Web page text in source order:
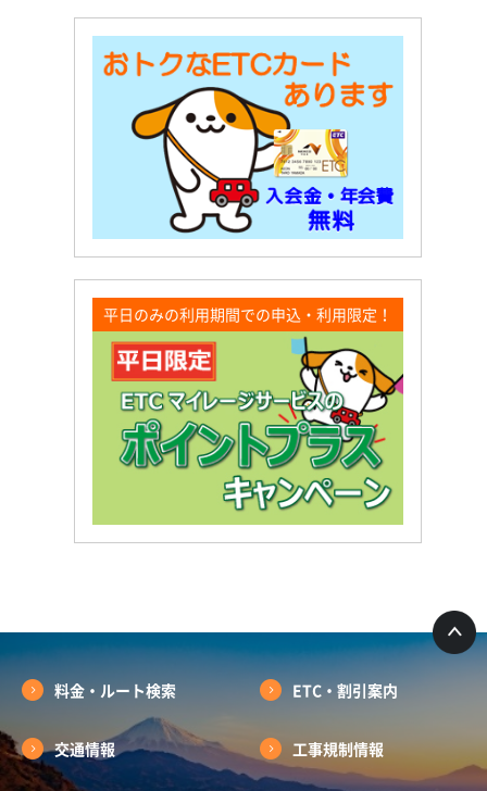
平日のみの利用期間での申込・利用限定！
料金・ルート検索 ETC・割引案内
交通情報 工事規制情報